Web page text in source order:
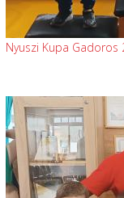
Nyuszi Kupa Gadoros